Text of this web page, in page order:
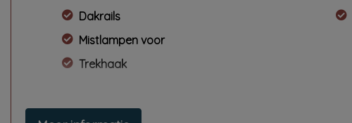
Dakrails
Mistlampen voor
Trekhaak